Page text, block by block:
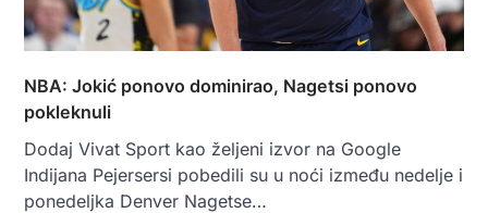
NBA: Jokić ponovo dominirao, Nagetsi ponovo
pokleknuli
Dodaj Vivat Sport kao željeni izvor na Google
Indijana Pejersersi pobedili su u noći između nedelje i
ponedeljka Denver Nagetse…